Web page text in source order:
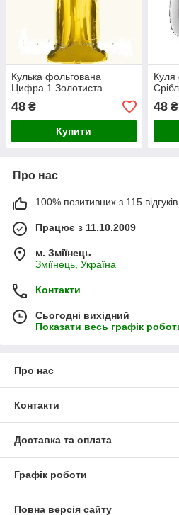
Кулька фольгована
Цифра 1 Золотиста
48 ₴
Купити
48₴
Про нас
100% позитивних з 115 відгуків
Працює з 11.10.2009
м. Зміїнець
Зміїнець, Україна
Контакти
Сьогодні вихідний
Показати весь графік
Про нас
Контакти
Доставка та оплата
Графік роботи
Повна версія сайту